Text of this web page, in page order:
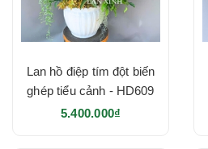
Lan hồ điệp tím đột biến
ghép tiểu cảnh - HD609
5.400.000₫